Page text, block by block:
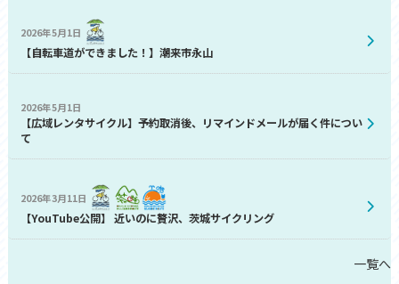
2026年5月1日
【自転車道ができました！】潮来市永山
2026年5月1日
【広域レンタサイクル】予約取消後、リマインドメールが届く件につい
て
2026年3月11日
【YouTube公開】 近いのに贅沢、茨城サイクリング
一覧へ